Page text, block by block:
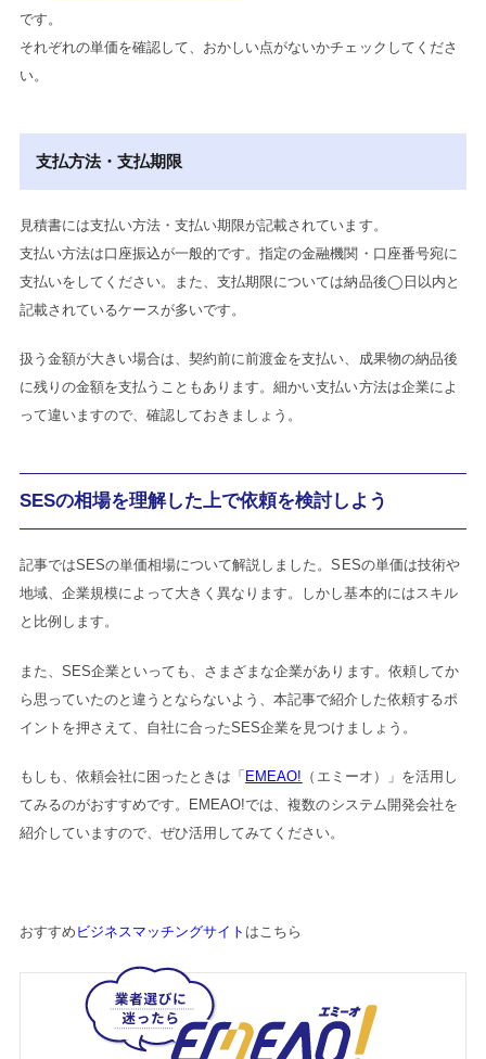
です。
それぞれの単価を確認して、おかしい点がないかチェックしてくださ
い。
支払方法・支払期限
見積書には支払い方法・支払い期限が記載されています。
支払い方法は口座振込が一般的です。指定の金融機関・口座番号宛に
支払いをしてください。また、支払期限については納品後◯日以内と
記載されているケースが多いです。
扱う金額が大きい場合は、契約前に前渡金を支払い、成果物の納品後
に残りの金額を支払うこともあります。細かい支払い方法は企業によ
って違いますので、確認しておきましょう。
SESの相場を理解した上で依頼を検討しよう
記事ではSESの単価相場について解説しました。SESの単価は技術や
地域、企業規模によって大きく異なります。しかし基本的にはスキル
と比例します。
また、SES企業といっても、さまざまな企業があります。依頼してか
ら思っていたのと違うとならないよう、本記事で紹介した依頼するポ
イントを押さえて、自社に合ったSES企業を見つけましょう。
もしも、依頼会社に困ったときは「 EMEAO! （エミーオ）」を活用し
てみるのがおすすめです。EMEAO!では、複数のシステム開発会社を
紹介していますので、ぜひ活用してみてください。
おすすめ ビジネスマッチングサイト はこちら